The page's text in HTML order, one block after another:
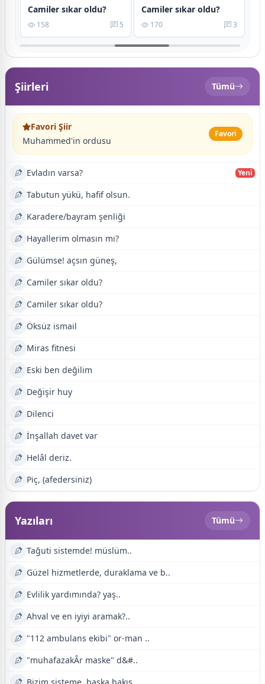
Camiler sıkar oldu?
158 5
Camiler sıkar oldu?
170 3
Şiirleri Tümü
Favori Şiir
Muhammed'in ordusu
Favori
Evladın varsa? Yeni
Tabutun yükü, hafif olsun.
Karadere/bayram şenliği
Hayallerim olmasın mı?
Gülümse! açsın güneş,
Camiler sıkar oldu?
Camiler sıkar oldu?
Öksüz ismail
Miras fitnesi
Eski ben değilim
Değişir huy
Dilenci
İnşallah davet var
Helâl deriz.
Piç, (afedersiniz)
Yazıları Tümü
Tağuti sistemde! müslüm..
Güzel hizmetlerde, duraklama ve b..
Evlilik yardımında? yaş..
Ahval ve en iyiyi aramak?..
"112 ambulans ekibi" or-man ..
"muhafazakÂr maske" d&#..